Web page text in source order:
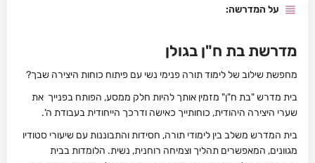
על המדרשה:
מדרשת בת ח"ן בגולן
מחפשת שילוב של לימוד תורה פנימי נשי עם פיתוח כוחות היצירה שבך?
בית מדרש "בת ח"ן" מזמין אותך להיות חלק ממסע, הפותח בפנייך את
שערי היצירה היהודית, כוחותייך כאישה ודרכך הייחודית בעבודת ה'.
בית המדרש משלב בין לימודי תורה, חסידות והתבוננות עם שיעורי סטודיו
מגוונים, המאפשרים תהליך וצמיחה רוחנית, נשית. הלומדות בבית